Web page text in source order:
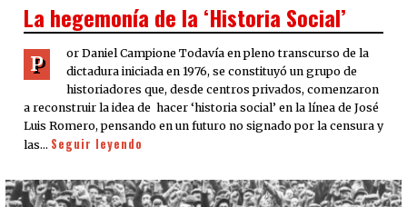
La hegemonía de la ‘Historia Social’
P
or Daniel Campione Todavía en pleno transcurso de la
dictadura iniciada en 1976, se constituyó un grupo de
historiadores que, desde centros privados, comenzaron
a reconstruir la idea de hacer ‘historia social’ en la línea de José
Luis Romero, pensando en un futuro no signado por la censura y
las… Seguir leyendo